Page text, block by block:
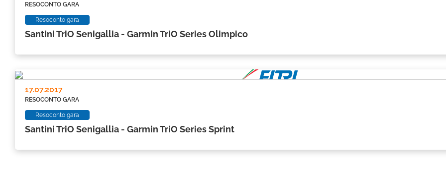
Santini TriO Senigallia - Garmin TriO Series Olimpico
RESOCONTO GARA
Resoconto gara
Santini TriO Senigallia - Garmin TriO Series Sprint
RESOCONTO GARA
17.07.2017
Resoconto gara